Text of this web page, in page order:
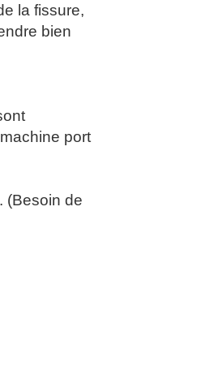
la fissure,
bien
port
(Besoin de